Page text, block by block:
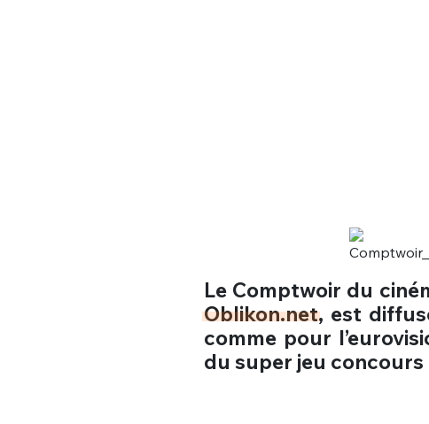
Le Comptwoir du
Oblikon.net, est
comme pour
du super jeu concours